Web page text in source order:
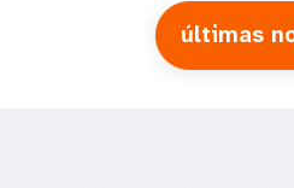
últimas